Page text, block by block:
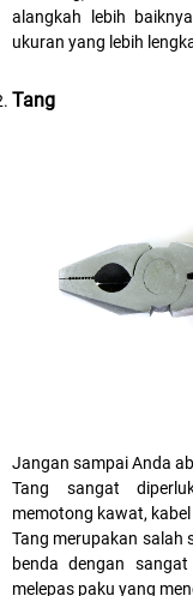
alangkah lebih
ukuran yang lebih
Tang
Jangan sampai Anda
Tang sangat
memotong kawat,
Tang merupakan salah
benda dengan
melepas paku yang